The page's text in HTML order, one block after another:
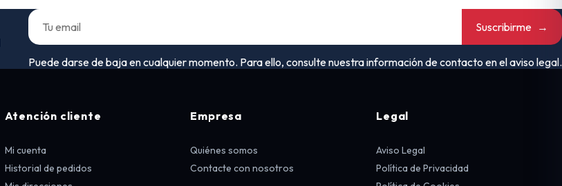
Suscribirme →
Puede darse de baja en cualquier momento. Para ello, consulte nuestra información de contacto en el aviso legal.
Atención cliente
Mi cuenta
Historial de pedidos
Empresa
Quiénes somos
Contacte con nosotros
Legal
Aviso Legal
Política de Privacidad